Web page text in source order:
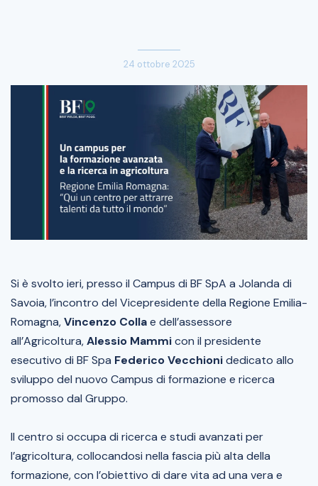
24 ottobre 2025
Si è svolto ieri, presso il Campus di BF SpA a Jolanda di
Savoia, l’incontro del Vicepresidente della Regione Emilia-
Romagna,Vincenzo Collae dell’assessore
all’Agricoltura,Alessio Mammicon il presidente
esecutivo di BF Spa Federico Vecchionidedicato allo
sviluppo del nuovo Campus di formazione e ricerca
promosso dal Gruppo.
Il centro si occupa di ricerca e studi avanzati per
l’agricoltura, collocandosi nella fascia più alta della
formazione, con l’obiettivo di dare vita ad una vera e